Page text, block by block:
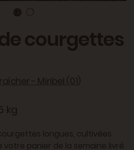
courgettes
- Miribel (01)
kg
longues, cultivées
votre panier de la semaine livré